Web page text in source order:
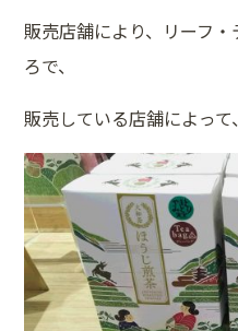
販売店舗により、リーフ
ろで、
販売している店舗によって